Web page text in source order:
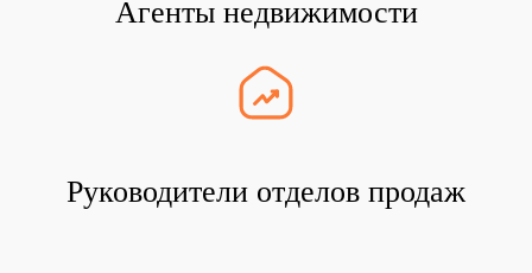
Агенты недвижимости
Руководители отделов продаж